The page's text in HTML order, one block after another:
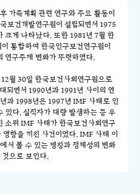
가족계획 관련 연구와 주요 활동이
보건개발연구원이 설립되면서 1975
크게 나타났다. 또한 1981년 7월 한
통합하여 한국인구보건연구원이
연구주제 변화가 뚜렷하였다.
월 30일 한국보건사회연구원으로
되면서 1990년과 1991년 사이의 연
과 1998년은 1997년 IMF 사태로 인
있다. 실직자가 대량 발생하는 등 우
소위 IMF 사태가 한국보건사회연구
향을 끼친 사건이었다. IMF 사태 이
서 볼 수 있는 명칭과 정체성의 변화
것으로 보인다.